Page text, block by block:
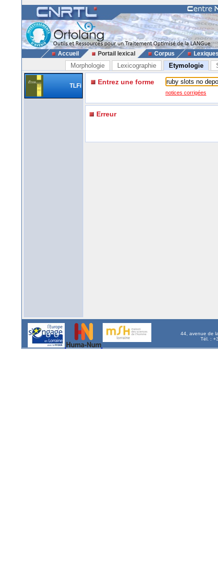
Accueil Portail lexical Corpus
Morphologie Lexicographie Etymologie
TLFi Entrez une forme
notices corrigées
Erreur
44, avenue de
Tél. :